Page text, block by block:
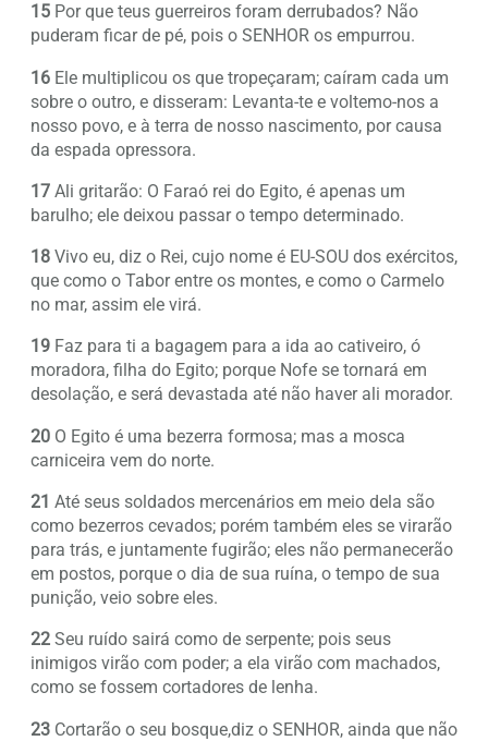
15 Por que teus guerreiros foram derrubados? Não
puderam ficar de pé, pois o SENHOR os empurrou.
16 Ele multiplicou os que tropeçaram; caíram cada um
sobre o outro, e disseram: Levanta-te e voltemo-nos a
nosso povo, e à terra de nosso nascimento, por causa
da espada opressora.
17 Ali gritarão: O Faraó rei do Egito, é apenas um
barulho; ele deixou passar o tempo determinado.
18 Vivo eu, diz o Rei, cujo nome é EU-SOU dos exércitos,
que como o Tabor entre os montes, e como o Carmelo
no mar, assim ele virá.
19 Faz para ti a bagagem para a ida ao cativeiro, ó
moradora, filha do Egito; porque Nofe se tornará em
desolação, e será devastada até não haver ali morador.
20 O Egito é uma bezerra formosa; mas a mosca
carniceira vem do norte.
21 Até seus soldados mercenários em meio dela são
como bezerros cevados; porém também eles se virarão
para trás, e juntamente fugirão; eles não permanecerão
em postos, porque o dia de sua ruína, o tempo de sua
punição, veio sobre eles.
22 Seu ruído sairá como de serpente; pois seus
inimigos virão com poder; a ela virão com machados,
como se fossem cortadores de lenha.
23 Cortarão o seu bosque,diz o SENHOR, ainda que não